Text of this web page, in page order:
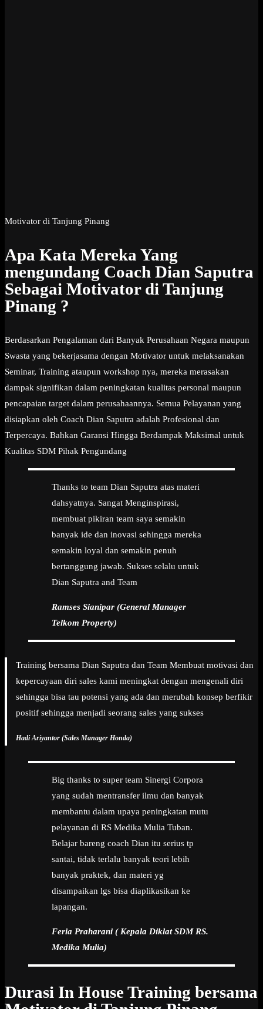
Motivator di Tanjung Pinang
Apa Kata Mereka Yang
mengundang Coach Dian Saputra
Sebagai Motivator di Tanjung
Pinang ?
Berdasarkan Pengalaman dari Banyak Perusahaan Negara maupun
Swasta yang bekerjasama dengan Motivator untuk melaksanakan
Seminar, Training ataupun workshop nya, mereka merasakan
dampak signifikan dalam peningkatan kualitas personal maupun
pencapaian target dalam perusahaannya. Semua Pelayanan yang
disiapkan oleh Coach Dian Saputra adalah Profesional dan
Terpercaya. Bahkan Garansi Hingga Berdampak Maksimal untuk
Kualitas SDM Pihak Pengundang
Thanks to team Dian Saputra atas materi
dahsyatnya. Sangat Menginspirasi,
membuat pikiran team saya semakin
banyak ide dan inovasi sehingga mereka
semakin loyal dan semakin penuh
bertanggung jawab. Sukses selalu untuk
Dian Saputra and Team
Ramses Sianipar (General Manager
Telkom Property)
Training bersama Dian Saputra dan Team Membuat motivasi dan
kepercayaan diri sales kami meningkat dengan mengenali diri
sehingga bisa tau potensi yang ada dan merubah konsep berfikir
positif sehingga menjadi seorang sales yang sukses
Hadi Ariyantor (Sales Manager Honda)
Big thanks to super team Sinergi Corpora
yang sudah mentransfer ilmu dan banyak
membantu dalam upaya peningkatan mutu
pelayanan di RS Medika Mulia Tuban.
Belajar bareng coach Dian itu serius tp
santai, tidak terlalu banyak teori lebih
banyak praktek, dan materi yg
disampaikan lgs bisa diaplikasikan ke
lapangan.
Feria Praharani ( Kepala Diklat SDM RS.
Medika Mulia)
Durasi In House Training bersama